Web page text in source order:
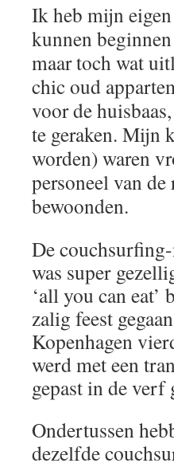
Ik heb mijn
kunnen
maar toch wat
chic oud
voor de
te geraken. Mijn
worden) waren
personeel van
bewoonden.
De
was super
‘all you can
zalig feest
Kopenhagen
werd met een
gepast in de verf
Ondertussen
dezelfde